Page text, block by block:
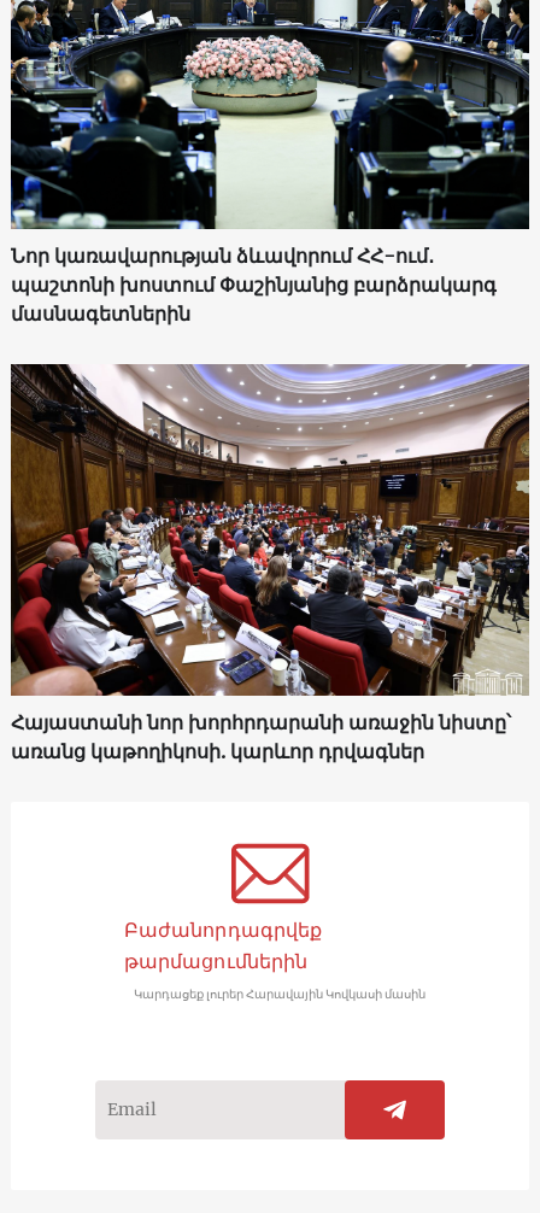
Նոր կառավարության ձևավորում ՀՀ-ում․
պաշտոնի խոստում Փաշինյանից բարձրակարգ
մասնագետներին
Հայաստանի նոր խորհրդարանի առաջին նիստը՝
առանց կաթողիկոսի. կարևոր դրվագներ
Բաժանորդագրվեք
թարմացումներին
Կարդացեք լուրեր Հարավային Կովկասի մասին